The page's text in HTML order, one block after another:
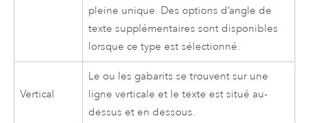
pleine unique. Des options d’angle de
texte supplémentaires sont disponibles
lorsque ce type est sélectionné.
Vertical
Le ou les gabarits se trouvent sur une
ligne verticale et le texte est situé au-
dessus et en dessous.